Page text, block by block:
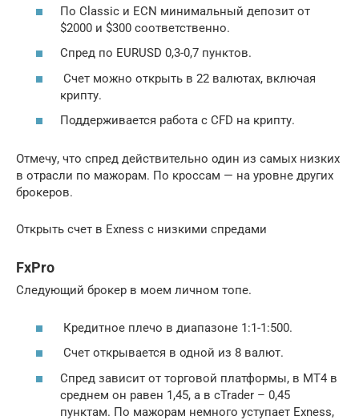
По Classic и ECN минимальный депозит от
$2000 и $300 соответственно.
Спред по EURUSD 0,3-0,7 пунктов.
Счет можно открыть в 22 валютах, включая
крипту.
Поддерживается работа с CFD на крипту.
Отмечу, что спред действительно один из самых низких
в отрасли по мажорам. По кроссам — на уровне других
брокеров.
Открыть счет в Exness с низкими спредами
FxPro
Следующий брокер в моем личном топе.
Кредитное плечо в диапазоне 1:1-1:500.
Счет открывается в одной из 8 валют.
Спред зависит от торговой платформы, в МТ4 в
среднем он равен 1,45, а в cTrader – 0,45
пунктам. По мажорам немного уступает Exness,